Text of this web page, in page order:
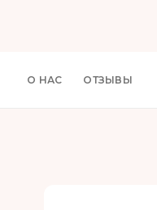
О НАС ОТЗЫВЫ